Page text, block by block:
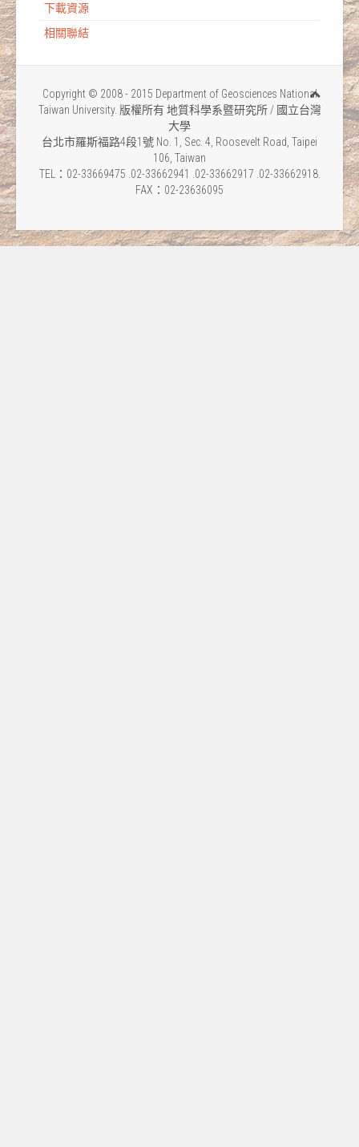
下載資源
相關聯結
Copyright © 2008 - 2015 Department of Geosciences National
Taiwan University. 版權所有 地質科學系暨研究所 / 國立台灣
大學
台北市羅斯福路4段1號 No. 1, Sec. 4, Roosevelt Road, Taipei
106, Taiwan
TEL：02-33669475 .02-33662941 .02-33662917 .02-33662918.
FAX：02-23636095